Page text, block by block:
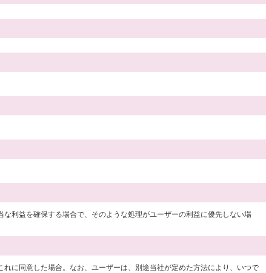
利益を確保する場合で、そのような処理がユーザーの利益に優先しない場
に同意した場合。なお、ユーザーは、別途当社が定めた方法により、いつで